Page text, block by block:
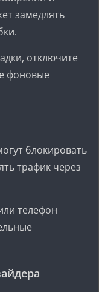
замедлять
отключите
фоновые
блокировать
трафик через
телефон